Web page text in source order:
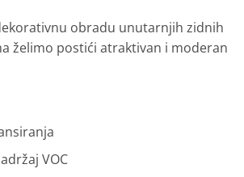
obradu unutarnjih zidnih
želimo postići atraktivan i moderan
VOC